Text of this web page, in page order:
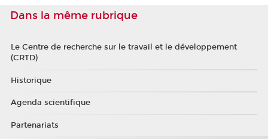
Dans la même rubrique
Le Centre de recherche sur le travail et le développement
(CRTD)
Historique
Agenda scientifique
Partenariats